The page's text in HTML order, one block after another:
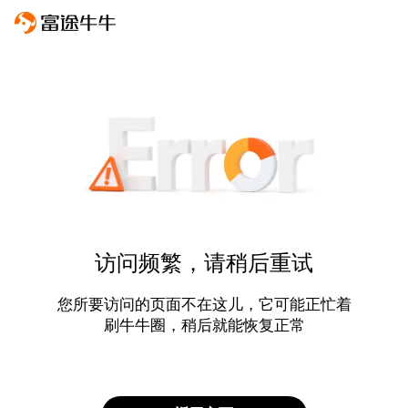
访问频繁，请稍后重试
您所要访问的页面不在这儿，它可能正忙着
刷牛牛圈，稍后就能恢复正常